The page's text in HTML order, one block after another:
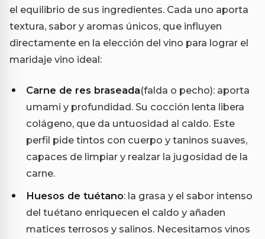
el equilibrio de sus ingredientes. Cada uno aporta
textura, sabor y aromas únicos, que influyen
directamente en la elección del vino para lograr el
maridaje vino ideal:
Carne de res braseada(falda o pecho): aporta
umami y profundidad. Su cocción lenta libera
colágeno, que da untuosidad al caldo. Este
perfil pide tintos con cuerpo y taninos suaves,
capaces de limpiar y realzar la jugosidad de la
carne.
Huesos de tuétano: la grasa y el sabor intenso
del tuétano enriquecen el caldo y añaden
matices terrosos y salinos. Necesitamos vinos